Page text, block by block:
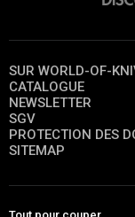
SUR WORLD-OF-
CATALOGUE
NEWSLETTER
SGV
PROTECTION DES
SITEMAP